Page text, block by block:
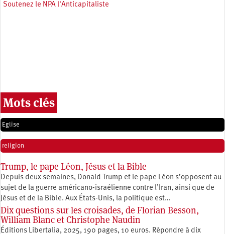
Soutenez le NPA l'Anticapitaliste
Mots clés
Eglise
religion
Trump, le pape Léon, Jésus et la Bible
Depuis deux semaines, Donald Trump et le pape Léon s’opposent au
sujet de la guerre américano-israélienne contre l’Iran, ainsi que de
Jésus et de la Bible. Aux États-Unis, la politique est…
Dix questions sur les croisades, de Florian Besson,
William Blanc et Christophe Naudin
Éditions Libertalia, 2025, 190 pages, 10 euros. Répondre à dix